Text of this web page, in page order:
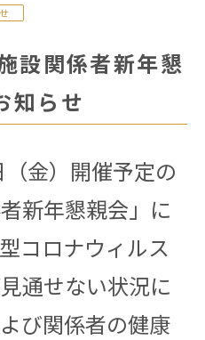
設関係者新年懇
知らせ
金）開催予定の
新年懇親会」に
コロナウィルス
通せない状況に
び関係者の健康